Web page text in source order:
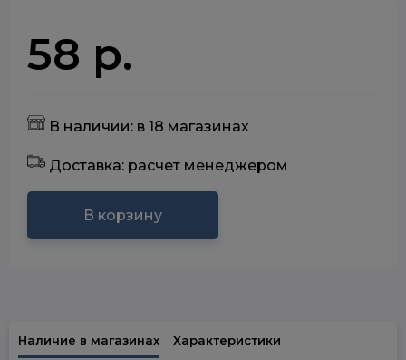
58 р.
В наличии: в 18 магазинах
Доставка: расчет менеджером
В корзину
Наличие в магазинах Характеристики